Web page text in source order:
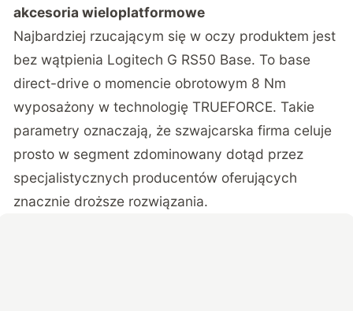
akcesoria wieloplatformowe
Najbardziej rzucającym się w oczy produktem jest
bez wątpienia Logitech G RS50 Base. To base
direct-drive o momencie obrotowym 8 Nm
wyposażony w technologię TRUEFORCE. Takie
parametry oznaczają, że szwajcarska firma celuje
prosto w segment zdominowany dotąd przez
specjalistycznych producentów oferujących
znacznie droższe rozwiązania.